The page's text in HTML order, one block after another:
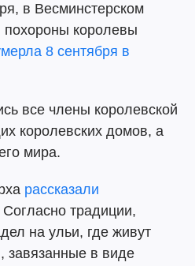
в Весминстерском
похороны королевы
8 сентября в
все члены королевской
королевских домов, а
мира.
рассказали
Согласно традиции,
на ульи, где живут
завязанные в виде